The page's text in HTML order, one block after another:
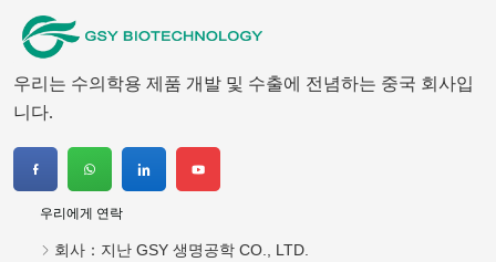
우리는 수의학용 제품 개발 및 수출에 전념하는 중국 회사입
니다.
우리에게 연락
회사： 지난 GSY 생명공학 CO., LTD.